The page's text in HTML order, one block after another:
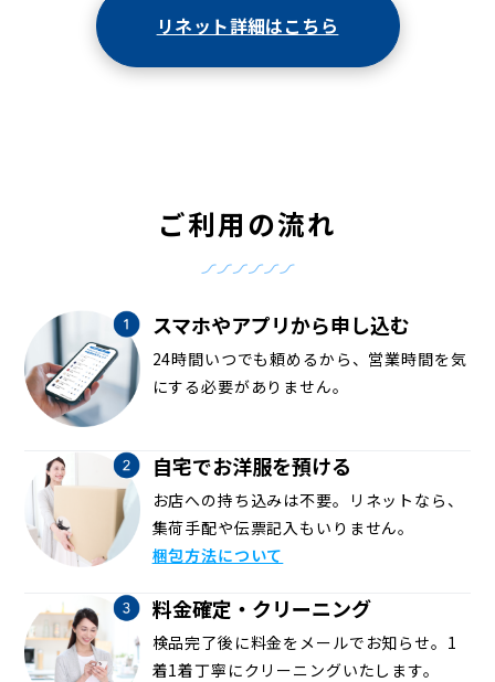
リネット詳細はこちら
ご利用の流れ
スマホやアプリから申し込む
24時間いつでも頼めるから、営業時間を気
にする必要がありません。
自宅でお洋服を預ける
お店への持ち込みは不要。リネットなら、
集荷手配や伝票記入もいりません。
梱包方法について
料金確定・クリーニング
検品完了後に料金をメールでお知らせ。1
着1着丁寧にクリーニングいたします。